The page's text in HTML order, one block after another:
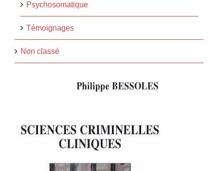
Psychosomatique
Témoignages
Non classé